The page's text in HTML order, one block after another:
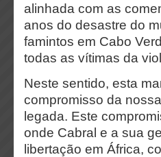
alinhada com as
anos do desastre do
famintos em Cabo
todas as vítimas da
Neste sentido, esta
compromisso da
legada. Este
onde Cabral e a sua
libertação em África,